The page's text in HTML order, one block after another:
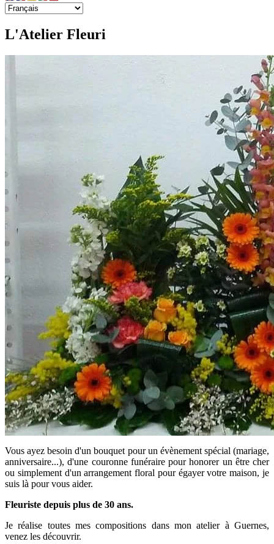
L'Atelier Fleuri
Vous ayez besoin d'un bouquet pour un évènement spécial (mariage,
anniversaire...), d'une couronne funéraire pour honorer un être cher
ou simplement d'un arrangement floral pour égayer votre maison, je
suis là pour vous aider.
Fleuriste depuis plus de 30 ans.
Je réalise toutes mes compositions dans mon atelier à Guernes,
venez les découvrir.